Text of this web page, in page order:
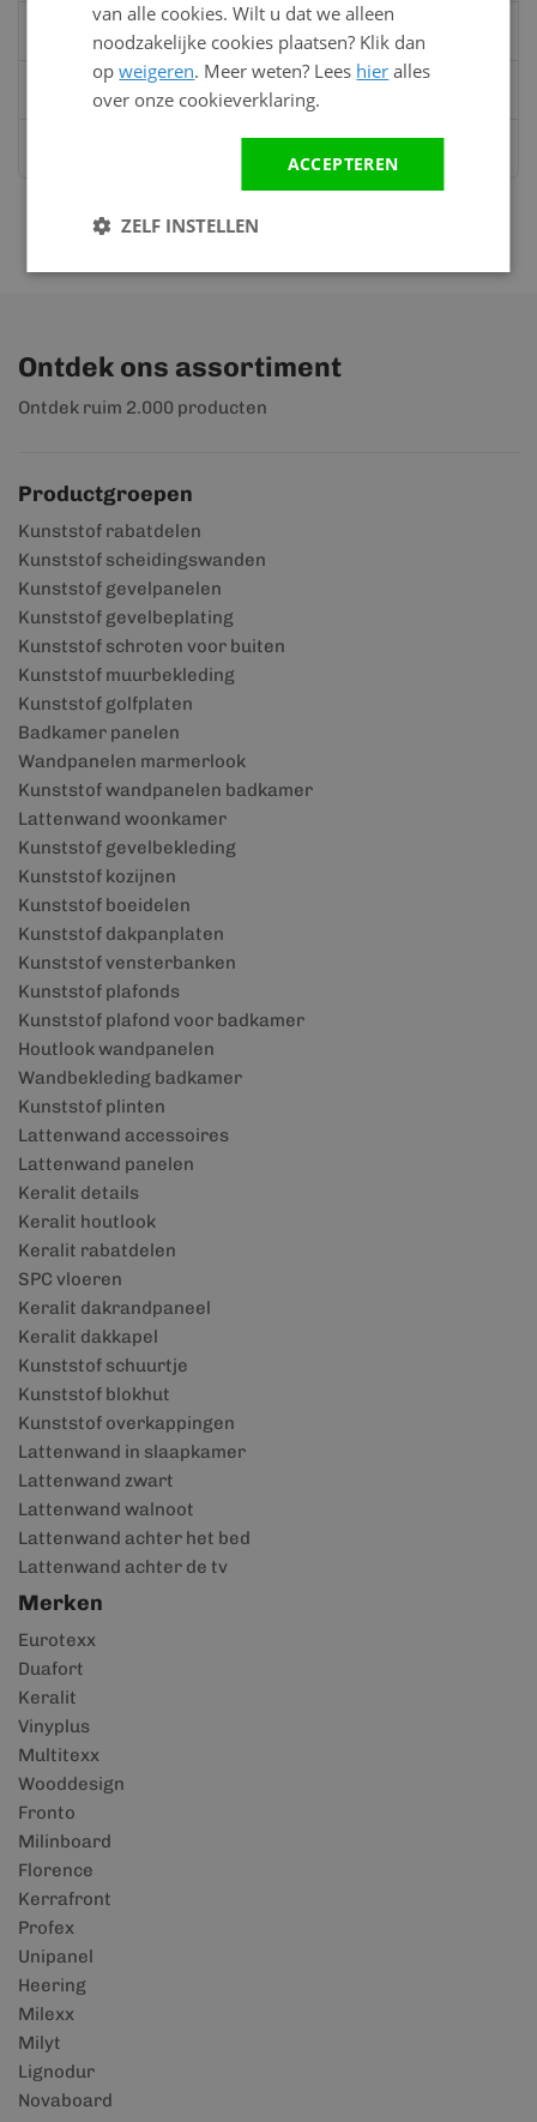
0528 - 355190
info@kunststofbouwmateriaal.nl
Ontdek ons assortiment
Ontdek ruim 2.000 producten
Productgroepen
Kunststof rabatdelen
Kunststof scheidingswanden
Kunststof gevelpanelen
Kunststof gevelbeplating
Kunststof schroten voor buiten
Kunststof muurbekleding
Kunststof golfplaten
Badkamer panelen
Wandpanelen marmerlook
Kunststof wandpanelen badkamer
Lattenwand woonkamer
Kunststof gevelbekleding
Kunststof kozijnen
Kunststof boeidelen
Kunststof dakpanplaten
Kunststof vensterbanken
Kunststof plafonds
Kunststof plafond voor badkamer
Houtlook wandpanelen
Wandbekleding badkamer
Kunststof plinten
Lattenwand accessoires
Lattenwand panelen
Keralit details
Keralit houtlook
Keralit rabatdelen
SPC vloeren
Keralit dakrandpaneel
Keralit dakkapel
Kunststof schuurtje
Kunststof blokhut
Kunststof overkappingen
Lattenwand in slaapkamer
Lattenwand zwart
Lattenwand walnoot
Lattenwand achter het bed
Lattenwand achter de tv
Merken
Eurotexx
Duafort
Keralit
Vinyplus
Multitexx
Wooddesign
Fronto
Milinboard
Florence
Kerrafront
Profex
Unipanel
Heering
Milexx
Milyt
Lignodur
Novaboard
van alle cookies. Wilt u dat we alleen
noodzakelijke cookies plaatsen? Klik dan
opweigeren. Meer weten? Lees hier alles
over onze cookieverklaring.
ACCEPTEREN
ZELF INSTELLEN